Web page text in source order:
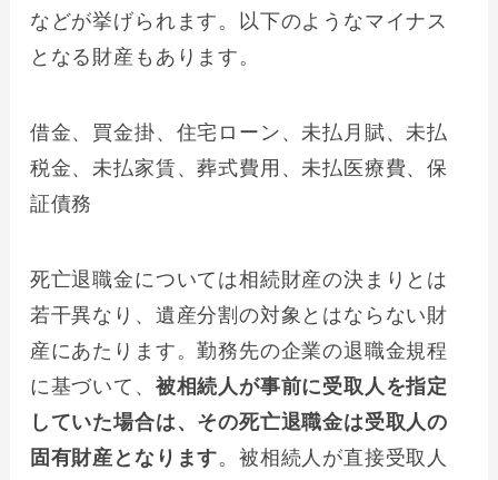
などが挙げられます。以下のようなマイナス
となる財産もあります。
借金、買金掛、住宅ローン、未払月賦、未払
税金、未払家賃、葬式費用、未払医療費、保
証債務
死亡退職金については相続財産の決まりとは
若干異なり、遺産分割の対象とはならない財
産にあたります。勤務先の企業の退職金規程
に基づいて、 被相続人が事前に受取人を指定
していた場合は、その死亡退職金は受取人の
固有財産となります。被相続人が直接受取人